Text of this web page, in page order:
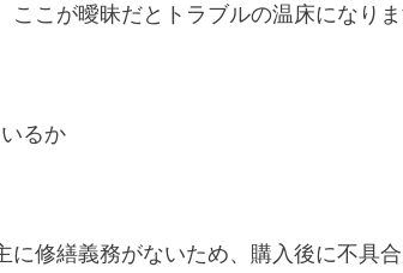
こが曖昧だとトラブルの温床になりま
るか
修繕義務がないため、購入後に不具